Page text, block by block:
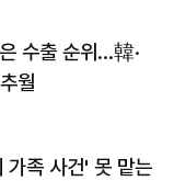
수출 순위…韓·
월
족 사건' 못 맡는